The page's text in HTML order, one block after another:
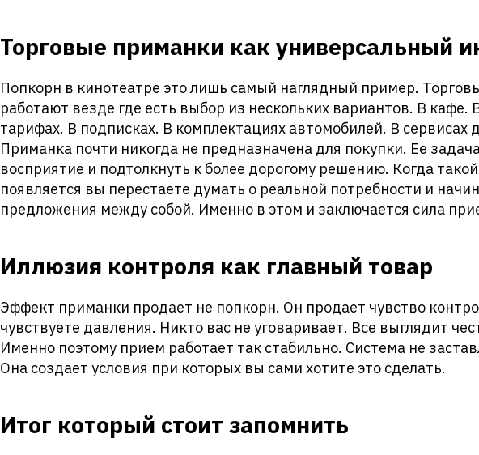
Торговые приманки как универсальный
Попкорн в кинотеатре это лишь самый наглядный пример.
работают везде где есть выбор из нескольких вариантов. В кафе.
тарифах. В подписках. В комплектациях автомобилей. В сервисах
Приманка почти никогда не предназначена для покупки. Ее
восприятие и подтолкнуть к более дорогому решению. Когда
появляется вы перестаете думать о реальной потребности и
предложения между собой. Именно в этом и заключается сила
Иллюзия контроля как главный товар
Эффект приманки продает не попкорн. Он продает чувство
чувствуете давления. Никто вас не уговаривает. Все выглядит
Именно поэтому прием работает так стабильно. Система не
Она создает условия при которых вы сами хотите это сделать.
Итог который стоит запомнить